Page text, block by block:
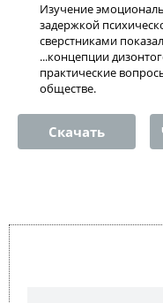
Изучение
задержкой
сверстниками
...концепции
практические
обществе.
Скачать